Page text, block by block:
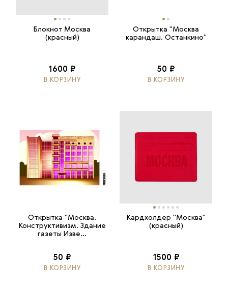
Блокнот Москва
(красный)
1600 ₽
В КОРЗИНУ
Открытка "Москва
карандаш. Останкино"
50 ₽
В КОРЗИНУ
Открытка "Москва.
Конструктивизм. Здание
газеты Изве...
50 ₽
В КОРЗИНУ
Кардхолдер "Москва"
(красный)
1500 ₽
В КОРЗИНУ